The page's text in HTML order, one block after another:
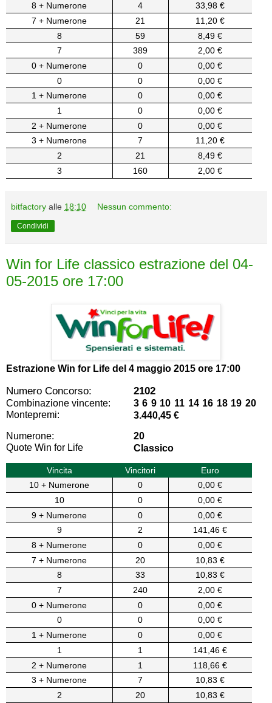
8 + Numerone
4
33,98 €
7 + Numerone
21
11,20 €
8
59
8,49 €
7
389
2,00 €
0 + Numerone
0
0,00 €
0
0
0,00 €
1 + Numerone
0
0,00 €
1
0
0,00 €
2 + Numerone
0
0,00 €
3 + Numerone
7
11,20 €
2
21
8,49 €
3
160 2,00 €
bitfactory alle 18:10 Nessun commento:
Condividi
Win for Life classico estrazione del 04-
05-2015 ore 17:00
Estrazione Win for Life del 4 maggio 2015 ore 17:00
Numero Concorso: 2102
Combinazione vincente:
3 6 9 10 11 14 16 18 19 20
Montepremi:
3.440,45 €
Numerone:
20
Quote Win for Life
Classico
Vincita Vincitori
Euro
10 + Numerone
0
0,00 €
10
0
0,00 €
9 + Numerone
0
0,00 €
9
2
141,46 €
8 + Numerone
0
0,00 €
7 + Numerone
20
10,83 €
8
33
10,83 €
7
240
2,00 €
0 + Numerone
0
0,00 €
0
0
0,00 €
1 + Numerone
0
0,00 €
1
1
141,46 €
2 + Numerone
1
118,66 €
3 + Numerone
7
10,83 €
2
20 10,83 €